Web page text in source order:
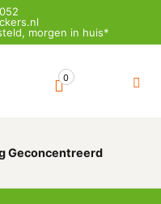
morgen in huis*
0
Geconcentreerd